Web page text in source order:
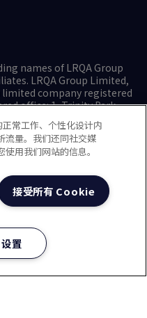
names of LRQA Group
LRQA Group Limited,
limited company registered
office: 1, Trinity Park,
号-1
常工作、个性化设计内
流量。我们还同社交媒
用我们网站的信息。
接受所有 Cookie
置